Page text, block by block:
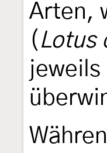
Arten,
( Lotus